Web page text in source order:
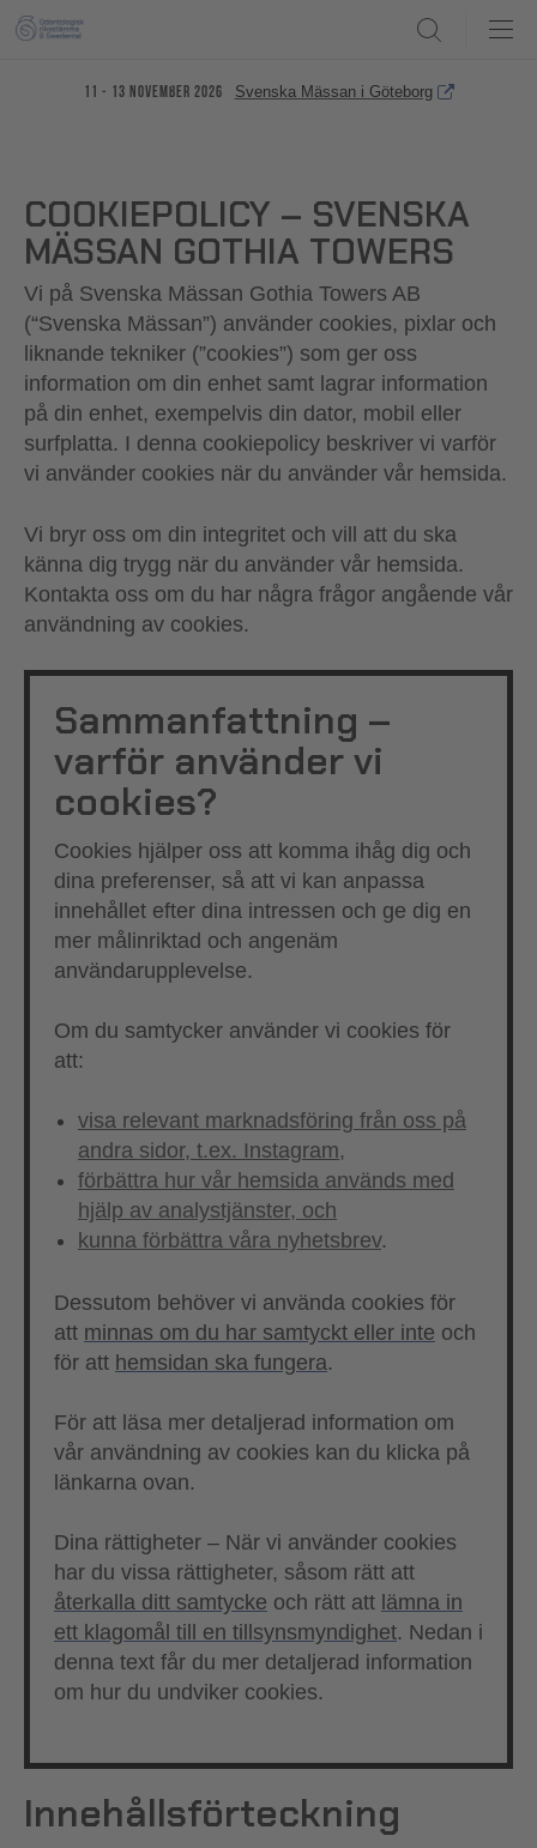
11 - 13 november 2026 Svenska Mässan i Göteborg
Search
COOKIEPOLICY – SVENSKA
MÄSSAN GOTHIA TOWERS
Vi på Svenska Mässan Gothia Towers AB
(“Svenska Mässan”) använder cookies, pixlar och
liknande tekniker (”cookies”) som ger oss
information om din enhet samt lagrar information
på din enhet, exempelvis din dator, mobil eller
surfplatta. I denna cookiepolicy beskriver vi varför
vi använder cookies när du använder vår hemsida.
Vi bryr oss om din integritet och vill att du ska
känna dig trygg när du använder vår hemsida.
Kontakta oss om du har några frågor angående vår
användning av cookies.
Sammanfattning –
varför använder vi
cookies?
Cookies hjälper oss att komma ihåg dig och
dina preferenser, så att vi kan anpassa
innehållet efter dina intressen och ge dig en
mer målinriktad och angenäm
användarupplevelse.
Om du samtycker använder vi cookies för
att:
visa relevant marknadsföring från oss på
andra sidor, t.ex. Instagram,
förbättra hur vår hemsida används med
hjälp av analystjänster, och
kunna förbättra våra nyhetsbrev.
Dessutom behöver vi använda cookies för
att minnas om du har samtyckt eller inte och
för att hemsidan ska fungera.
För att läsa mer detaljerad information om
vår användning av cookies kan du klicka på
länkarna ovan.
Dina rättigheter – När vi använder cookies
har du vissa rättigheter, såsom rätt att
återkalla ditt samtycke och rätt att lämna in
ett klagomål till en tillsynsmyndighet. Nedan i
denna text får du mer detaljerad information
om hur du undviker cookies.
Innehållsförteckning